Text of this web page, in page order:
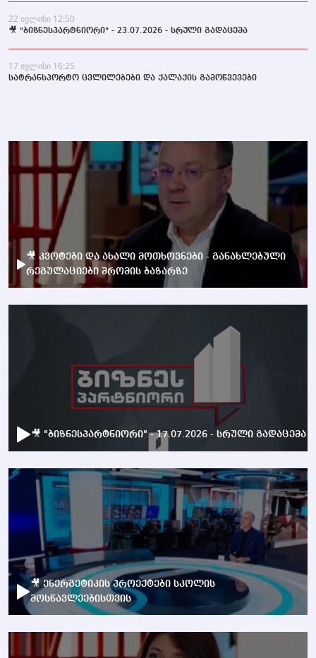
22 ივლისი 12:50
🎥 "ბიზნესპარტნიორი" - 23.07.2026 - სრული გადაცემა
17 ივლისი 16:25
სატრანსპორტო ცვლილებები და ქალაქის გამოწვევები
🎥 კვოტები და ახალი მოთხოვნები - განახლებული
რეგულაციები შრომის ბაზარზე
🎥 "ბიზნესპარტნიორი" - 17.07.2026 - სრული გადაცემა
🎥 ენერგეტიკის პროექტები სკოლის
მოსწავლეებისთვის